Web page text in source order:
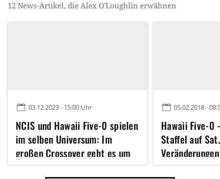
12 News-Artikel, die Alex O'Loughlin erwähnen
03.12.2023 - 15:00 Uhr
NCIS und Hawaii Five-0 spielen
im selben Universum: Im
großen Crossover geht es um
das Ende der Welt (ja, wirklich)
05.02.2018 -
Hawaii Five-0
Staffel auf
Veränderungen